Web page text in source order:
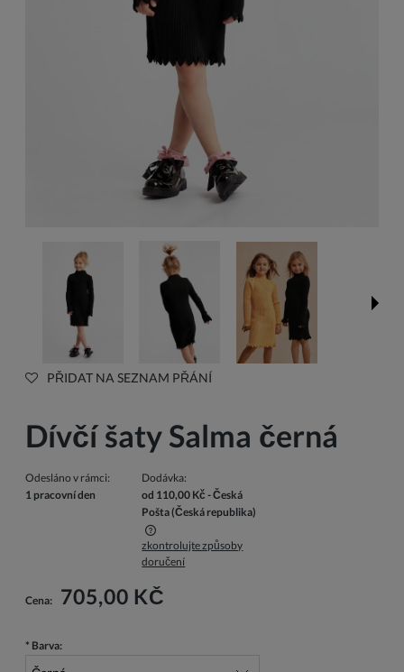
PŘIDAT NA SEZNAM PŘÁNÍ
Dívčí šaty Salma černá
Odesláno v rámci:
1 pracovní den
Dodávka:
od 110,00 Kč - Česká
Pošta(Česká republika)
Cena nezahrnuje případné náklady na platbu
zkontrolujte způsoby
doručení
Cena: 705,00 KČ
* Barva: